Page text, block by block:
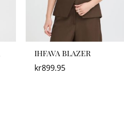
IHFAVA BLAZER
kr899.95